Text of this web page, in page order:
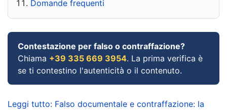
Domande frequenti
Contestazione per falso o contraffazione?
Chiama +39 335 669 3954. La prima verifica è
se ti contestino l'autenticità o il contenuto.
Leggi tutto: Falso documentale e contraffazione: la